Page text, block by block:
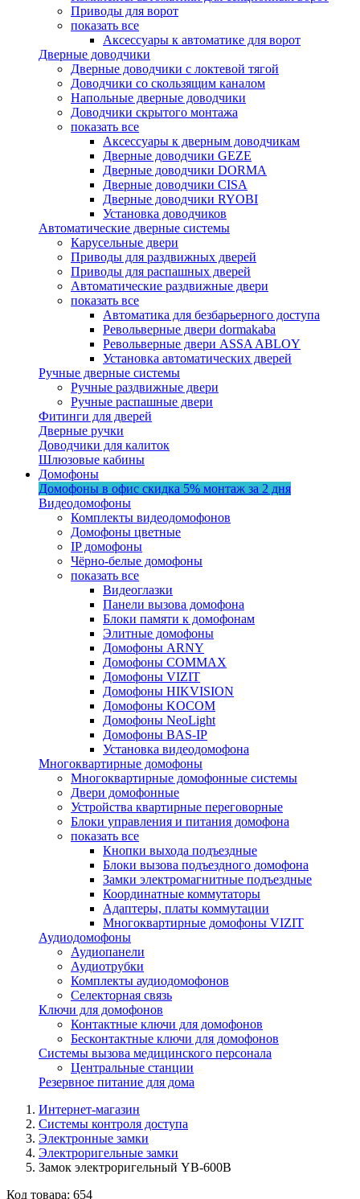
Приводы для ворот
показать все
Аксессуары к автоматике для ворот
Дверные доводчики
Дверные доводчики с локтевой тягой
Доводчики со скользящим каналом
Напольные дверные доводчики
Доводчики скрытого монтажа
показать все
Аксессуары к дверным доводчикам
Дверные доводчики GEZE
Дверные доводчики DORMA
Дверные доводчики CISA
Дверные доводчики RYOBI
Установка доводчиков
Автоматические дверные системы
Карусельные двери
Приводы для раздвижных дверей
Приводы для распашных дверей
Автоматические раздвижные двери
показать все
Автоматика для безбарьерного доступа
Револьверные двери dormakaba
Револьверные двери ASSA ABLOY
Установка автоматических дверей
Ручные дверные системы
Ручные раздвижные двери
Ручные распашные двери
Фитинги для дверей
Дверные ручки
Доводчики для калиток
Шлюзовые кабины
Домофоны
Домофоны в офис скидка 5% монтаж за 2 дня
Видеодомофоны
Комплекты видеодомофонов
Домофоны цветные
IP домофоны
Чёрно-белые домофоны
показать все
Видеоглазки
Панели вызова домофона
Блоки памяти к домофонам
Элитные домофоны
Домофоны ARNY
Домофоны COMMAX
Домофоны VIZIT
Домофоны HIKVISION
Домофоны KOCOM
Домофоны NeoLight
Домофоны BAS-IP
Установка видеодомофона
Многоквартирные домофоны
Многоквартирные домофонные системы
Двери домофонные
Устройства квартирные переговорные
Блоки управления и питания домофона
показать все
Кнопки выхода подъездные
Блоки вызова подъездного домофона
Замки электромагнитные подъездные
Координатные коммутаторы
Адаптеры, платы коммутации
Многоквартирные домофоны VIZIT
Аудиодомофоны
Аудиопанели
Аудиотрубки
Комплекты аудиодомофонов
Селекторная связь
Ключи для домофонов
Контактные ключи для домофонов
Бесконтактные ключи для домофонов
Системы вызова медицинского персонала
Центральные станции
Резервное питание для дома
Интернет-магазин
Системы контроля доступа
Электронные замки
Электроригельные замки
Замок электроригельный YB-600B
Код товара: 654